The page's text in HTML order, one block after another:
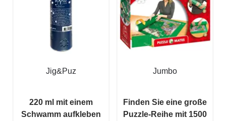
Jig&Puz
220 ml mit einem
Schwamm aufkleben
Jumbo
Finden Sie eine große
Puzzle-Reihe mit 1500